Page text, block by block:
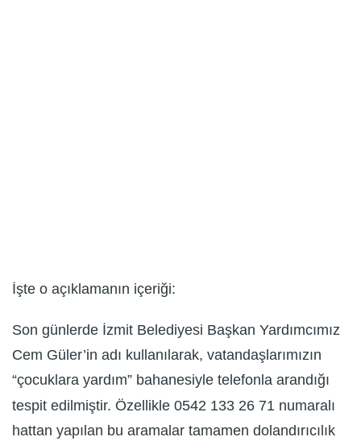
İşte o açıklamanın içeriği:
Son günlerde İzmit Belediyesi Başkan Yardımcımız
Cem Güler’in adı kullanılarak, vatandaşlarımızın
“çocuklara yardım” bahanesiyle telefonla arandığı
tespit edilmiştir. Özellikle 0542 133 26 71 numaralı
hattan yapılan bu aramalar tamamen dolandırıcılık